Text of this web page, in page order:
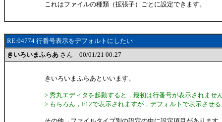
これはファイルの種類（拡張子）ごとに設定できます。
RE:04774 行番号表示をデフォルトにしたい
きいろいまふらあ さん 00/01/21 00:27
きいろいまふらあといいます。
> 秀丸エディタを起動すると，最初は行番号が表示されませ
> もちろん，F12で表示されますが，デフォルトで表示させ